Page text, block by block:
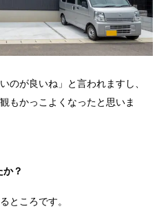
のが良いね」と言われますし、
もかっこよくなったと思いま
？
ところです。